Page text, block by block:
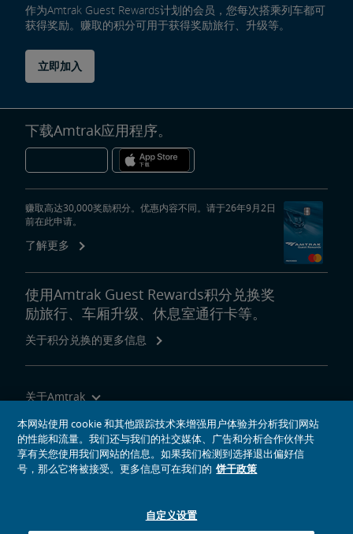
作为Amtrak Guest Rewards计划的会员，您每次搭乘列车都可
获得奖励。赚取的积分可用于获得奖励旅行、升级等。
立即加入
下载Amtrak应用程序。
赚取高达30,000奖励积分。优惠内容不同。请于26年9月2日
前在此申请。
了解更多
使用Amtrak Guest Rewards积分兑换奖
励旅行、车厢升级、休息室通行卡等。
关于积分兑换的更多信息
关于Amtrak
乘坐Amtrak列车旅行
网站工具
Amtrak的Facebook主页将在新窗口中打开
Amtrak的Twitter主页将在新窗口中打开
Amtrak的Instagram主页将在新窗口中打开
Amtrak的Linkedin主页将在新窗口中打开
Amtrak的YouTube主页将在新窗口中打开
Pinterest将在新窗口中打开
本网站使用 cookie 和其他跟踪技术来增强用户体验并分析我们网站
的性能和流量。我们还与我们的社交媒体、广告和分析合作伙伴共
享有关您使用我们网站的信息。如果我们检测到选择退出偏好信
号，那么它将被接受。更多信息可在我们的 饼干政策
自定义设置